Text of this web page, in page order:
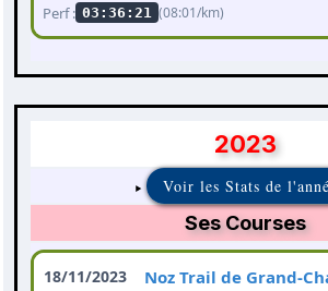
Perf : 03:36:21 (08:01/km)
2023
Voir les Stats de
Ses Courses
18/11/2023 Noz Trail de Grand-